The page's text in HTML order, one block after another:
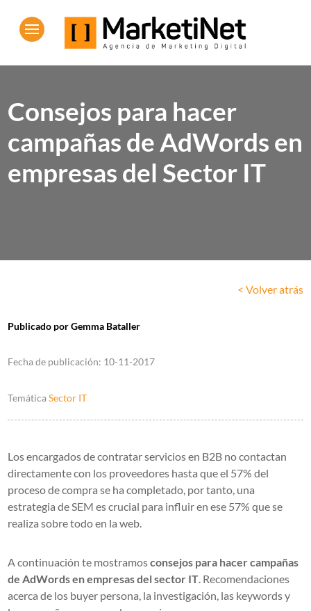
Consejos para hacer
campañas de AdWords en
empresas del Sector IT
< Volver atrás
Publicado porGemma Bataller
Fecha de publicación: 10-11-2017
TemáticaSector IT
Los encargados de contratar servicios en B2B no contactan
directamente con los proveedores hasta que el 57% del
proceso de compra se ha completado, por tanto, una
estrategia de SEM es crucial para influir en ese 57% que se
realiza sobre todo en la web.
A continuación te mostramosconsejos para hacer campañas
de AdWords en empresas del sector IT. Recomendaciones
acerca de los buyer persona, la investigación, las keywords y